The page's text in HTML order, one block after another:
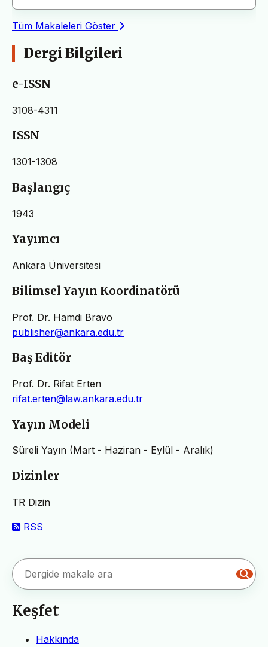
Tüm Makaleleri Göster
Dergi Bilgileri
e-ISSN
3108-4311
ISSN
1301-1308
Başlangıç
1943
Yayımcı
Ankara Üniversitesi
Bilimsel Yayın Koordinatörü
Prof. Dr. Hamdi Bravo
publisher@ankara.edu.tr
Baş Editör
Prof. Dr. Rifat Erten
rifat.erten@law.ankara.edu.tr
Yayın Modeli
Süreli Yayın (Mart - Haziran - Eylül - Aralık)
Dizinler
TR Dizin
RSS
Keşfet
Hakkında